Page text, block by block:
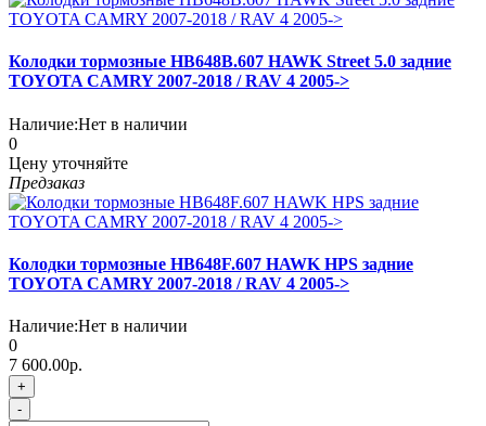
Колодки тормозные HB648B.607 HAWK Street 5.0 задние
TOYOTA CAMRY 2007-2018 / RAV 4 2005->
Наличие:Нет в наличии
0
Цену уточняйте
Предзаказ
Колодки тормозные HB648F.607 HAWK HPS задние
TOYOTA CAMRY 2007-2018 / RAV 4 2005->
Наличие:Нет в наличии
0
7 600.00р.
+
-